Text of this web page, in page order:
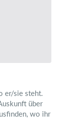
er/sie steht.
über
wo ihr